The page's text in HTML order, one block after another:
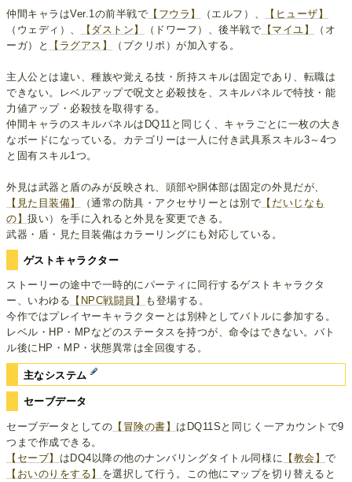
仲間キャラはVer.1の前半戦で 【フウラ】 （エルフ）、
【ヒューザ】
（ウェディ）、
【ダストン】 （ドワーフ）、後半戦で 【マイユ】
（オ
ーガ）と
【ラグアス】 （プクリポ）が加入する。
主人公とは違い、種族や覚える技・所持スキルは固定であり、転職は
できない。レベルアップで呪文と必殺技を、スキルパネルで特技・能
力値アップ・必殺技を取得する。
仲間キャラのスキルパネルはDQ11と同じく、キャラごとに一枚の大き
なボードになっている。カテゴリーは一人に付き武具系スキル3～4つ
と固有スキル1つ。
外見は武器と盾のみが反映され、頭部や胴体部は固定の外見だが、
【見た目装備】
（通常の防具・アクセサリーとは別で 【だいじなも
の】扱い）を手に入れると外見を変更できる。
武器・盾・見た目装備はカラーリングにも対応している。
ゲストキャラクター
ストーリーの途中で一時的にパーティに同行するゲストキャラクタ
ー、いわゆる 【NPC戦闘員】
も登場する。
今作ではプレイヤーキャラクターとは別枠としてバトルに参加する。
レベル・HP・MPなどのステータスを持つが、命令はできない。バト
ル後にHP・MP・状態異常は全回復する。
主なシステム
セーブデータ
セーブデータとしての 【冒険の書】 はDQ11Sと同じく一アカウントで9
つまで作成できる。
【セーブ】 はDQ4以降の他のナンバリングタイトル同様に 【教会】で
【おいのりをする】 を選択して行う。この他にマップを切り替えると